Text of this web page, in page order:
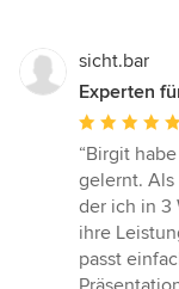
sicht.bar
Experten
Bewertung:
5
von
5
Sternen
“Birgit
gelernt. Als
der ich in 3
ihre
passt